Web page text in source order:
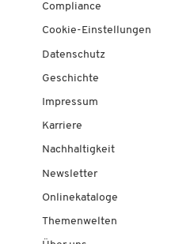
Compliance
Cookie-Einstellungen
Datenschutz
Geschichte
Impressum
Karriere
Nachhaltigkeit
Newsletter
Onlinekataloge
Themenwelten